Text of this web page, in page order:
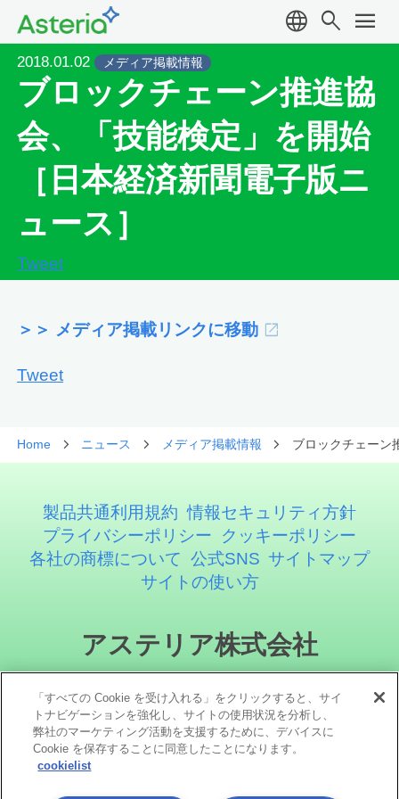
language search menu
2018.01.02 メディア掲載情報
ブロックチェーン推進協
会、「技能検定」を開始
［日本経済新聞電子版ニ
ュース］
Tweet
＞＞ メディア掲載リンクに移動
Tweet
Home ニュース メディア掲載情報 ブロックチェーン
製品共通利用規約 情報セキュリティ方針
プライバシーポリシー
クッキーポリシー
各社の商標について 公式SNS サイトマップ
サイトの使い方
アステリア株式会社
「すべての Cookie を受け入れる」をクリックすると、サイ
トナビゲーションを強化し、サイトの使用状況を分析し、
弊社のマーケティング活動を支援するために、デバイスに
Cookie を保存することに同意したことになります。
cookielist